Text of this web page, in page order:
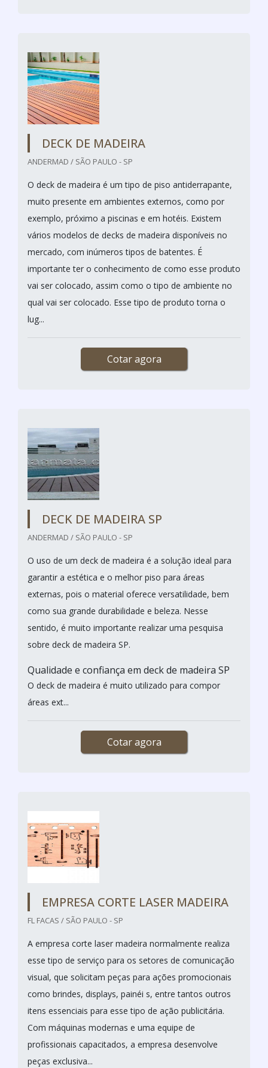
DECK DE MADEIRA
ANDERMAD / SÃO PAULO - SP
O deck de madeira é um tipo de piso antiderrapante,
muito presente em ambientes externos, como por
exemplo, próximo a piscinas e em hotéis. Existem
vários modelos de decks de madeira disponíveis no
mercado, com inúmeros tipos de batentes. É
importante ter o conhecimento de como esse produto
vai ser colocado, assim como o tipo de ambiente no
qual vai ser colocado. Esse tipo de produto torna o
lug...
Cotar agora
DECK DE MADEIRA SP
ANDERMAD / SÃO PAULO - SP
O uso de um deck de madeira é a solução ideal para
garantir a estética e o melhor piso para áreas
externas, pois o material oferece versatilidade, bem
como sua grande durabilidade e beleza. Nesse
sentido, é muito importante realizar uma pesquisa
sobre deck de madeira SP.
Qualidade e confiança em deck de madeira SP
O deck de madeira é muito utilizado para compor
áreas ext...
Cotar agora
EMPRESA CORTE LASER MADEIRA
FL FACAS / SÃO PAULO - SP
A empresa corte laser madeira normalmente realiza
esse tipo de serviço para os setores de comunicação
visual, que solicitam peças para ações promocionais
como brindes, displays, painéi s, entre tantos outros
itens essenciais para esse tipo de ação publicitária.
Com máquinas modernas e uma equipe de
profissionais capacitados, a empresa desenvolve
peças exclusiva...